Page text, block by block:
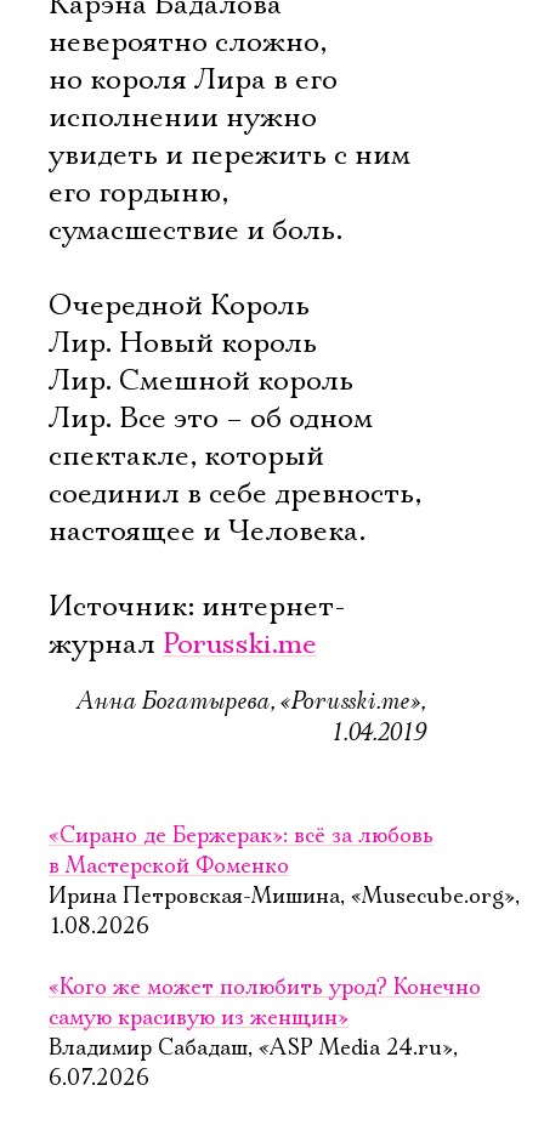
невероятно сложно,
но короля Лира в его
исполнении нужно
увидеть и пережить с ним
его гордыню,
сумасшествие и боль.
Очередной Король
Лир. Новый король
Лир. Смешной король
Лир. Все это – об одном
спектакле, который
соединил в себе древность,
настоящее и Человека.
Источник: интернет-
журнал Porusski.me
Анна Богатырева, «Porusski.me»,
1.04.2019
«Сирано де Бержерак»: всё за любовь
в Мастерской Фоменко
Ирина Петровская-Мишина, «Musecube.org»,
1.08.2026
«Кого же может полюбить урод? Конечно
самую красивую из женщин»
Владимир Сабадаш, «ASP Media 24.ru»,
6.07.2026